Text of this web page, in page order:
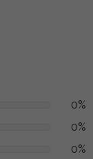
0%
0%
0%